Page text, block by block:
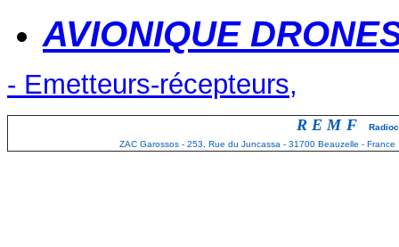
AVIONIQUE
- Emetteurs-récepteurs,
REMF
ZAC Garossos - 253, Rue du Juncassa - 31700 Beauzelle -